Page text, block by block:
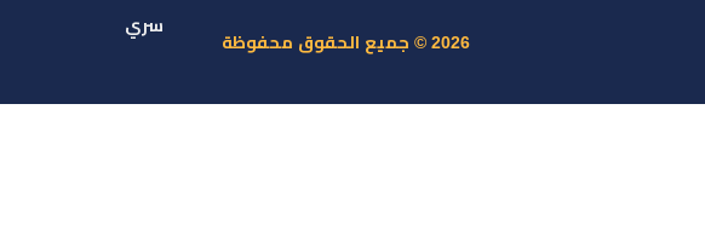
2026 © جميع الحقوق محفوظة
سري